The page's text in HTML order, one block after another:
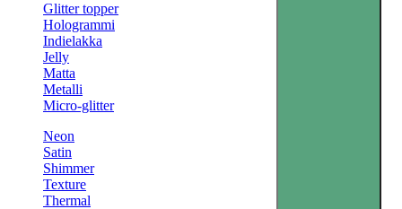
Glitter topper
Hologrammi
Indielakka
Jelly
Matta
Metalli
Micro-glitter
Neon
Satin
Shimmer
Texture
Thermal